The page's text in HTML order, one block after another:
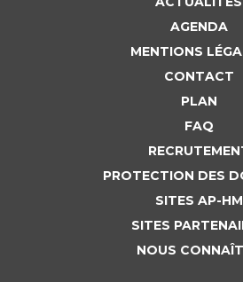
AGENDA
MENTIONS
CONTACT
PLAN
FAQ
PROTECTION DES
SITES AP-HM
SITES
NOUS